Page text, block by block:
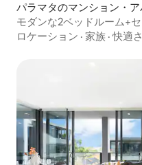
パラマタのマンション・ア
モダンな2ベッドルーム+
ウナ
ロケーション · 家族 ·快適さ